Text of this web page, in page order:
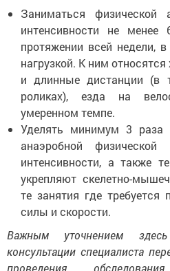
Заниматься физической
интенсивности не
протяжении всей недели,
нагрузкой. К ним относятся
и длинные дистанции (в
роликах), езда на
умеренном темпе.
Уделять минимум 3
анаэробной физической
интенсивности, а также
укрепляют скелетно-
те занятия где требуется
силы и скорости.
Важным уточнением здесь
консультации специалиста
проведения